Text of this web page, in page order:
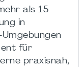
als 15
in
für
praxisnah,